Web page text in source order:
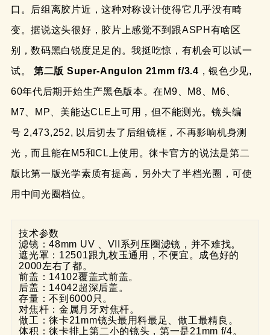
口。后组离胶片近，这种对称设计使得它几乎没有畸
变。据说这头很好，胶片上感觉不到跟ASPH有啥区
别，数码黑白锐度足足的。我挺吃惊，有机会可以试一
试。第二版 Super-Angulon 21mm f/3.4 ，银色少见,
60年代后期开始生产黑色版本。在M9、M8、M6、
M7、MP、美能达CLE上可用，但不能测光。镜头编
号 2,473,252, 以后切去了后组镜框，不再影响机身测
光，而且能在M5和CL上使用。徕卡官方的说法是第二
版比第一版光学素质有提高，另外大了半档光圈，可使
用中间光圈档位。
技术参数
滤镜：48mm UV 、VII系列压圈滤镜，并不难找。
遮光罩：12501跟九枚玉通用，不便宜。成色好的
2000左右了都。
前盖：14102覆盖式前盖。
后盖：14042超深后盖。
存量：不到6000只。
对焦杆：金属月牙对焦杆。
做工：徕卡21mm镜头最用料最足、做工最精良。
体积：徕卡排上第二小的镜头，第一是21mm f/4。